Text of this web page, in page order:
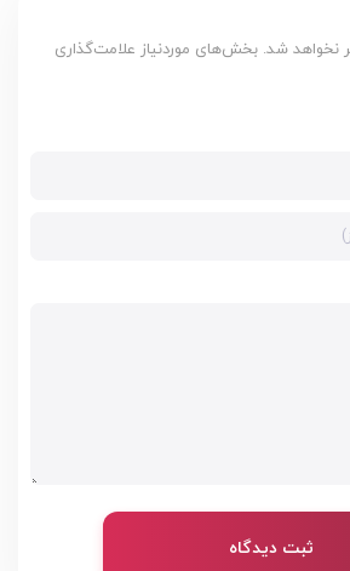
نخواهد شد. بخش‌های موردنیاز علامت‌گذاری
ثبت دیدگاه